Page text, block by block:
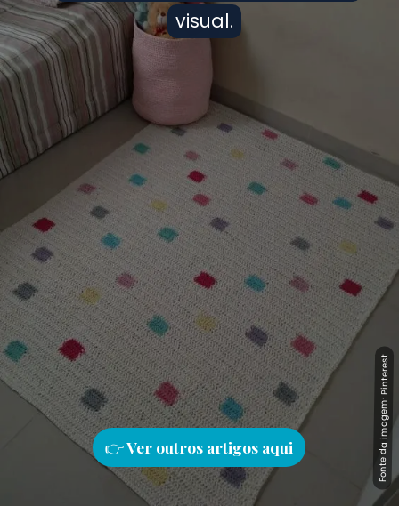
visual.
visual.
👉Ver outros artigos aqui Fonte da imagem: Pinterest
Fonte da imagem: Pinterest